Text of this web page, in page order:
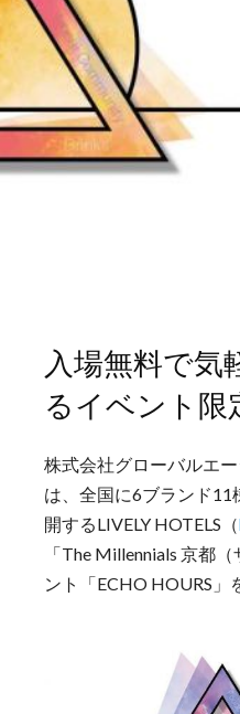
入場無料で気
るイベント限
株式会社グローバルエ
は、全国に6ブランド11
開するLIVELY HOTELS（
「The Millennials 京都
ント「ECHO HOURS」